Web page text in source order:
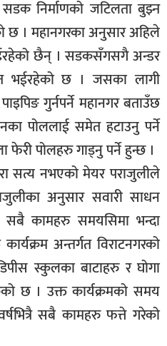
निर्माणको जटिलता बुझ्न
छ । महानगरका अनुसार अहिले
छैन् । सडकसँगसगै अन्डर
भईरहेको छ । जसका लागी
गुर्नपर्ने महानगर बताउँछ
पोललाई समेत हटाउनु पर्ने
फेरी पोलहरु गाड्नु पर्ने हुन्छ ।
नभएको मेयर पराजुलीले
अनुसार सवारी साधन
सबै कामहरु समयसिमा भन्दा
अन्तर्गत विराटनगरको
स्कुलका बाटाहरु र घोगा
छ । उक्त कार्यक्रमको समय
सबै कामहरु फत्ते गरेको